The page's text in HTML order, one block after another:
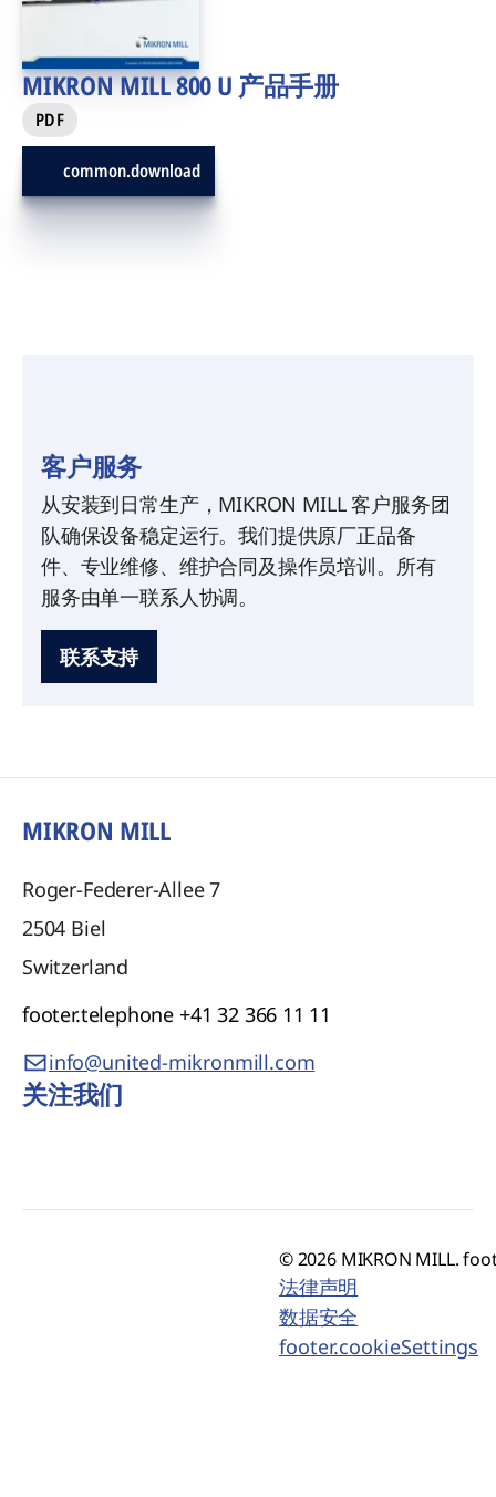
MIKRON MILL 800 U 产品手册
PDF
common.download
客户服务
从安装到日常生产，MIKRON MILL 客户服务团
队确保设备稳定运行。我们提供原厂正品备
件、专业维修、维护合同及操作员培训。所有
服务由单一联系人协调。
联系支持
MIKRON MILL
Roger-Federer-Allee 7
2504 Biel
Switzerland
footer.telephone +41 32 366 11 11
info@united-mikronmill.com
关注我们
© 2026 MIKRON MILL.
法律声明
数据安全
footer.cookieSettings